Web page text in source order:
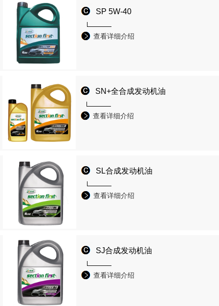
SP 5W-40
查看详细介绍
SN+全合成发动机油
查看详细介绍
SL合成发动机油
查看详细介绍
SJ合成发动机油
查看详细介绍